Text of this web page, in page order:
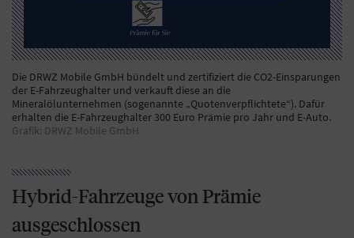
Die DRWZ Mobile GmbH bündelt und zertifiziert die CO2-Einsparungen
der E-Fahrzeughalter und verkauft diese an die
Mineralölunternehmen (sogenannte „Quotenverpflichtete“). Dafür
erhalten die E-Fahrzeughalter 300 Euro Prämie pro Jahr und E-Auto.
Grafik: DRWZ Mobile GmbH
Hybrid-Fahrzeuge von Prämie
ausgeschlossen